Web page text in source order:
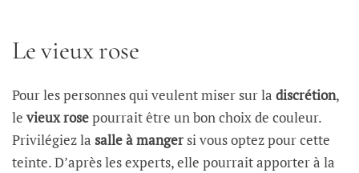
Le vieux rose
Pour les personnes qui veulent miser sur la discrétion,
le vieux rosepourrait être un bon choix de couleur.
Privilégiez la salle à manger si vous optez pour cette
teinte. D’après les experts, elle pourrait apporter à la